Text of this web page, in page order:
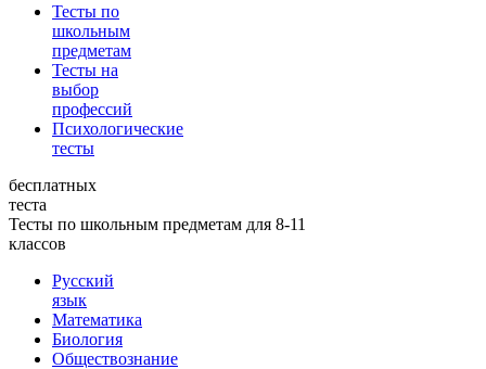
Тесты по
школьным
предметам
Тесты на
выбор
профессий
Психологические
тесты
бесплатных
теста
Тесты по школьным предметам для 8-11
классов
Русский
язык
Математика
Биология
Обществознание